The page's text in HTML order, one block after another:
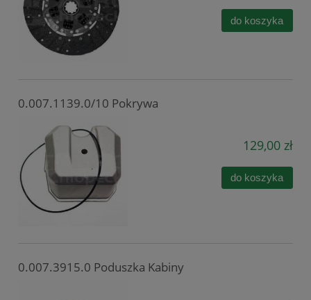
do koszyka
0.007.1139.0/10 Pokrywa
129,00 zł
do koszyka
0.007.3915.0 Poduszka Kabiny